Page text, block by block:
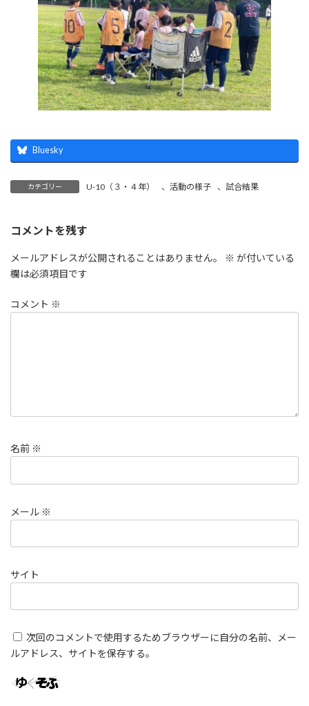
Bluesky
カテゴリー U-10（３・４年） 、 活動の様子 、試合結果
コメントを残す
メールアドレスが公開されることはありません。 ※ が付いている
欄は必須項目です
コメント ※
名前 ※
メール ※
サイト
次回のコメントで使用するためブラウザーに自分の名前、メー
ルアドレス、サイトを保存する。